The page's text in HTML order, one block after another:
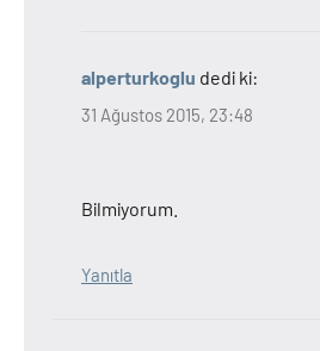
alperturkoglu dedi ki:
31 Ağustos 2015, 23:48
Bilmiyorum.
Yanıtla